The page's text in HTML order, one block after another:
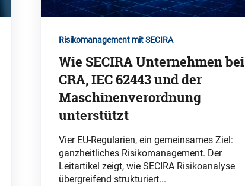
Risikomanagement mit SECIRA
Wie SECIRA Unternehmen bei
CRA, IEC 62443 und der
Maschinenverordnung
unterstützt
Vier EU-Regularien, ein gemeinsames Ziel:
ganzheitliches Risikomanagement. Der
Leitartikel zeigt, wie SECIRA Risikoanalyse
übergreifend strukturiert...